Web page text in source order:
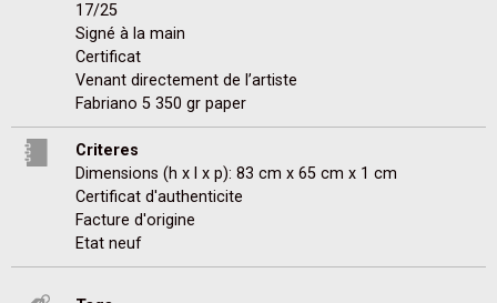
17/25
Signé à la main
Certificat
Venant directement de l’artiste
Fabriano 5 350 gr paper
Criteres
Dimensions (h x l x p): 83 cm x 65 cm x 1 cm
Certificat d'authenticite
Facture d'origine
Etat neuf